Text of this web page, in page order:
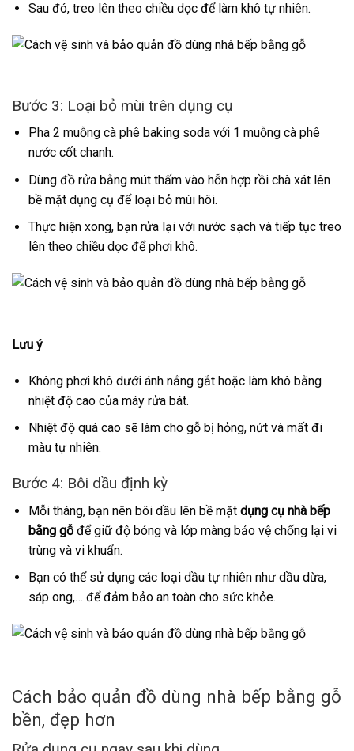
Sau đó, treo lên theo chiều dọc để làm khô tự nhiên.
Bước 3: Loại bỏ mùi trên dụng cụ
Pha 2 muỗng cà phê baking soda với 1 muỗng cà phê
nước cốt chanh.
Dùng đồ rửa bằng mút thấm vào hỗn hợp rồi chà xát lên
bề mặt dụng cụ để loại bỏ mùi hôi.
Thực hiện xong, bạn rửa lại với nước sạch và tiếp tục treo
lên theo chiều dọc để phơi khô.
Lưu ý
Không phơi khô dưới ánh nắng gắt hoặc làm khô bằng
nhiệt độ cao của máy rửa bát.
Nhiệt độ quá cao sẽ làm cho gỗ bị hỏng, nứt và mất đi
màu tự nhiên.
Bước 4: Bôi dầu định kỳ
Mỗi tháng, bạn nên bôi dầu lên bề mặt dụng cụ nhà bếp
bằng gỗđể giữ độ bóng và lớp màng bảo vệ chống lại vi
trùng và vi khuẩn.
Bạn có thể sử dụng các loại dầu tự nhiên như dầu dừa,
sáp ong,… để đảm bảo an toàn cho sức khỏe.
Cách bảo quản đồ dùng nhà bếp bằng gỗ
bền, đẹp hơn